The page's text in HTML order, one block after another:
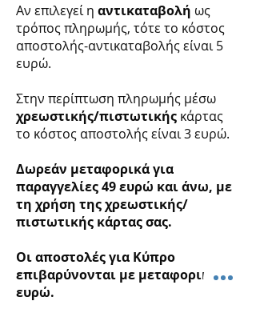
Αν επιλεγεί η αντικαταβολή ως
τρόπος πληρωμής, τότε το κόστος
αποστολής-αντικαταβολής είναι 5
ευρώ.
Στην περίπτωση πληρωμής μέσω
χρεωστικής/πιστωτικής κάρτας
το κόστος αποστολής είναι 3 ευρώ.
Δωρεάν μεταφορικά για
παραγγελίες 49 ευρώ και άνω, με
τη χρήση της χρεωστικής/
πιστωτικής κάρτας σας.
Οι αποστολές για Κύπρο
επιβαρύνονται με μεταφορικά 15
ευρώ.